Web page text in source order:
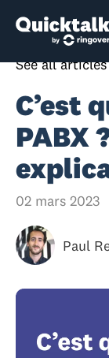
See all articles
C’est
PABX
02 mars 2023
Paul